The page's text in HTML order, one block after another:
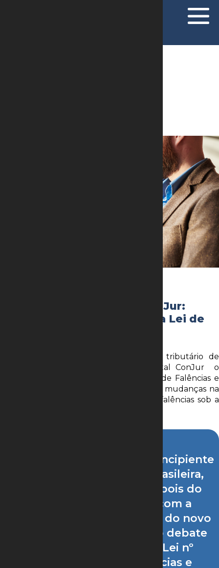
Publicação de artigo no ConJur:
Créditos tributários e a nova Lei de
O advogado Arthur Barreto, head de tributário de
nosso escritório, publicou hoje no portal ConJur o
artigo “Créditos tributários e a nova Lei de Falências e
Recuperações”, comentando as possíveis mudanças na
legislação sobre recuperação judicial e falências sob a
“Em tempos de uma ainda incipiente
retomada da economia brasileira,
que tenta se reerguer depois do
baque experimentado com a
disseminação da pandemia do novo
coronavírus, ganha força o debate
acerca da renovação da Lei nº
11.101/2005 (Lei de Falências e